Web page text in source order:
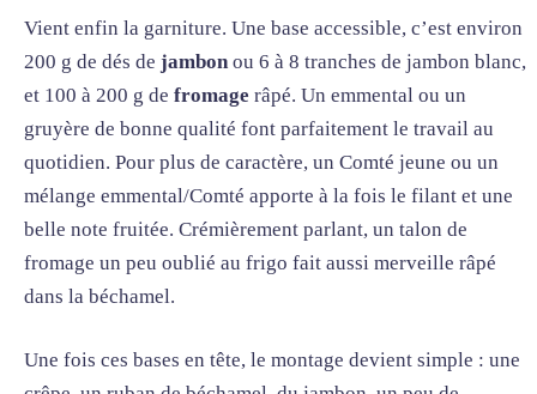
Vient enfin la garniture. Une base accessible, c’est environ
200 g de dés de jambon ou 6 à 8 tranches de jambon blanc,
et 100 à 200 g de fromage râpé. Un emmental ou un
gruyère de bonne qualité font parfaitement le travail au
quotidien. Pour plus de caractère, un Comté jeune ou un
mélange emmental/Comté apporte à la fois le filant et une
belle note fruitée. Crémièrement parlant, un talon de
fromage un peu oublié au frigo fait aussi merveille râpé
dans la béchamel.
Une fois ces bases en tête, le montage devient simple : une